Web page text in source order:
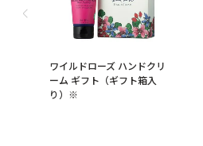
ワイルドローズ ハンドクリ
ーム ギフト（ギフト箱入
り）※